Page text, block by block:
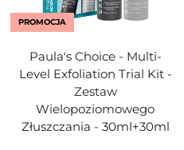
PROMOCJA
Paula's Choice - Multi-
Level Exfoliation Trial Kit -
Zestaw
Wielopoziomowego
Złuszczania - 30ml+30ml